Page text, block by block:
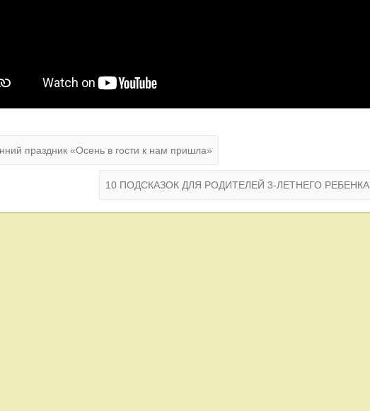
праздник «Осень в гости к нам пришла»
10 ПОДСКАЗОК ДЛЯ РОДИТЕЛЕЙ 3-ЛЕТНЕГО РЕБЕНКА